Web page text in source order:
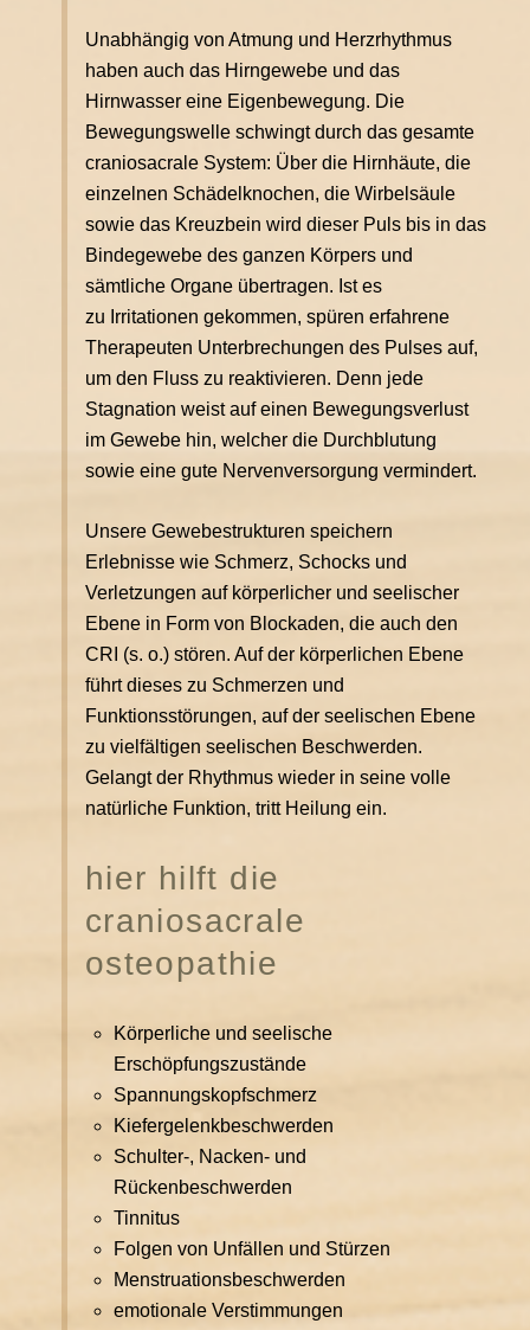
Kontakt
impressum
Datenschutzerklärung
Unabhängig von Atmung und Herzrhythmus
haben auch das Hirngewebe und das
Hirnwasser eine Eigenbewegung. Die
Bewegungswelle schwingt durch das gesamte
craniosacrale System: Über die Hirnhäute, die
einzelnen Schädelknochen, die Wirbelsäule
sowie das Kreuzbein wird dieser Puls bis in das
Bindegewebe des ganzen Körpers und
sämtliche Organe übertragen. Ist es
zu Irritationen gekommen, spüren erfahrene
Therapeuten Unterbrechungen des Pulses auf,
um den Fluss zu reaktivieren. Denn jede
Stagnation weist auf einen Bewegungsverlust
im Gewebe hin, welcher die Durchblutung
sowie eine gute Nervenversorgung vermindert.
Unsere Gewebestrukturen speichern
Erlebnisse wie Schmerz, Schocks und
Verletzungen auf körperlicher und seelischer
Ebene in Form von Blockaden, die auch den
CRI (s. o.) stören. Auf der körperlichen Ebene
führt dieses zu Schmerzen und
Funktionsstörungen, auf der seelischen Ebene
zu vielfältigen seelischen Beschwerden.
Gelangt der Rhythmus wieder in seine volle
natürliche Funktion, tritt Heilung ein.
hier hilft die
craniosacrale
osteopathie
Körperliche und seelische
Erschöpfungszustände
Spannungskopfschmerz
Kiefergelenkbeschwerden
Schulter-, Nacken- und
Rückenbeschwerden
Tinnitus
Folgen von Unfällen und Stürzen
Menstruationsbeschwerden
emotionale Verstimmungen